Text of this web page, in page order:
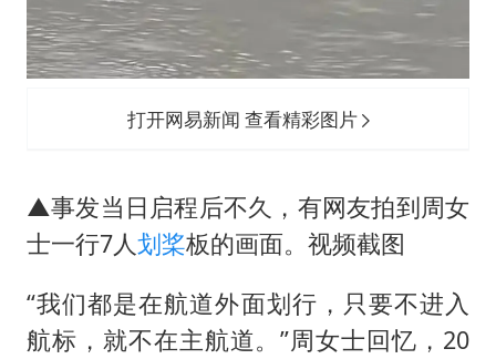
打开网易新闻 查看精彩图片
▲事发当日启程后不久，有网友拍到周女
士一行7人划桨板的画面。视频截图
“我们都是在航道外面划行，只要不进入
航标，就不在主航道。”周女士回忆，20